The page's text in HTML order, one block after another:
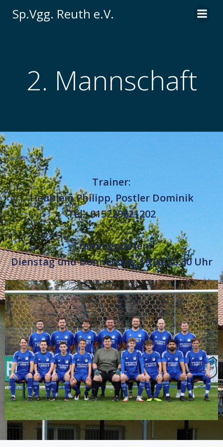
Inhalt
Sp.Vgg. Reuth e.V.
2. Mannschaft
Laden…
Trainer:
Heublein Philipp, Postler Dominik
Tel.: 015229621202
Trainingszeiten:
Dienstag und Donnerstag 19:00-20:30 Uhr